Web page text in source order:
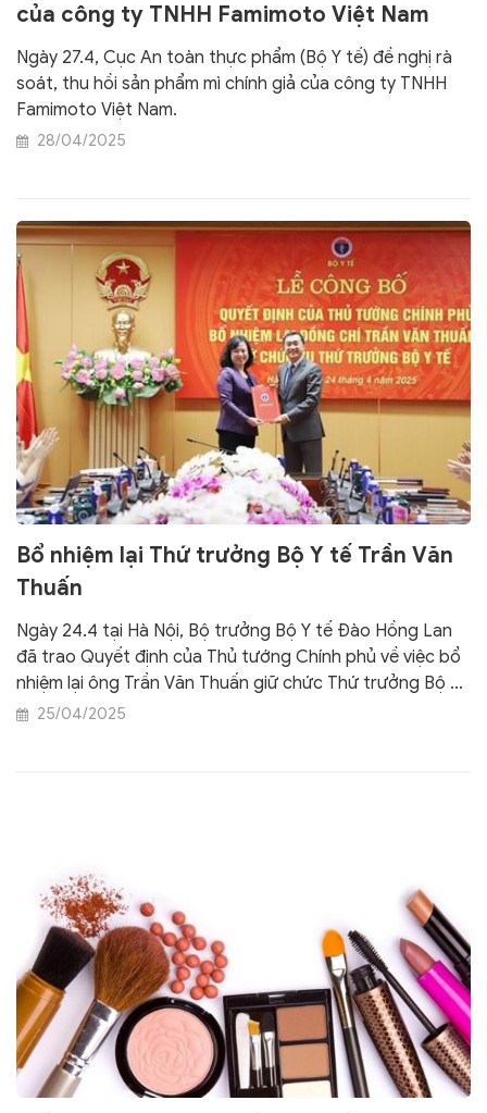
của công ty TNHH Famimoto Việt Nam
Ngày 27.4, Cục An toàn thực phẩm (Bộ Y tế) đề nghị rà
soát, thu hồi sản phẩm mì chính giả của công ty TNHH
Famimoto Việt Nam.
28/04/2025
Bổ nhiệm lại Thứ trưởng Bộ Y tế Trần Văn
Thuấn
Ngày 24.4 tại Hà Nội, Bộ trưởng Bộ Y tế Đào Hồng Lan
đã trao Quyết định của Thủ tướng Chính phủ về việc bổ
nhiệm lại ông Trần Văn Thuấn giữ chức Thứ trưởng Bộ Y
tế. 25/04/2025